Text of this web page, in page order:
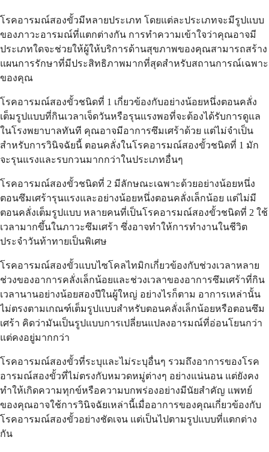
โรคอารมณ์สองขั้วมีหลายประเภท โดยแต่ละประเภทจะมีรูปแบบ
ของภาวะอารมณ์ที่แตกต่างกัน การทำความเข้าใจว่าคุณอาจมี
ประเภทใดจะช่วยให้ผู้ให้บริการด้านสุขภาพของคุณสามารถสร้าง
แผนการรักษาที่มีประสิทธิภาพมากที่สุดสำหรับสถานการณ์เฉพาะ
ของคุณ
โรคอารมณ์สองขั้วชนิดที่ 1 เกี่ยวข้องกับอย่างน้อยหนึ่งตอนคลั่ง
เต็มรูปแบบที่กินเวลาเจ็ดวันหรือรุนแรงพอที่จะต้องได้รับการดูแล
ในโรงพยาบาลทันที คุณอาจมีอาการซึมเศร้าด้วย แต่ไม่จำเป็น
สำหรับการวินิจฉัยนี้ ตอนคลั่งในโรคอารมณ์สองขั้วชนิดที่ 1 มัก
จะรุนแรงและรบกวนมากกว่าในประเภทอื่นๆ
โรคอารมณ์สองขั้วชนิดที่ 2 มีลักษณะเฉพาะด้วยอย่างน้อยหนึ่ง
ตอนซึมเศร้ารุนแรงและอย่างน้อยหนึ่งตอนคลั่งเล็กน้อย แต่ไม่มี
ตอนคลั่งเต็มรูปแบบ หลายคนที่เป็นโรคอารมณ์สองขั้วชนิดที่ 2 ใช้
เวลามากขึ้นในภาวะซึมเศร้า ซึ่งอาจทำให้การทำงานในชีวิต
ประจำวันท้าทายเป็นพิเศษ
โรคอารมณ์สองขั้วแบบไซโคลไทมิกเกี่ยวข้องกับช่วงเวลาหลาย
ช่วงของอาการคลั่งเล็กน้อยและช่วงเวลาของอาการซึมเศร้าที่กิน
เวลานานอย่างน้อยสองปีในผู้ใหญ่ อย่างไรก็ตาม อาการเหล่านั้น
ไม่ตรงตามเกณฑ์เต็มรูปแบบสำหรับตอนคลั่งเล็กน้อยหรือตอนซึม
เศร้า คิดว่ามันเป็นรูปแบบการเปลี่ยนแปลงอารมณ์ที่อ่อนโยนกว่า
แต่คงอยู่มากกว่า
โรคอารมณ์สองขั้วที่ระบุและไม่ระบุอื่นๆ รวมถึงอาการของโรค
อารมณ์สองขั้วที่ไม่ตรงกับหมวดหมู่ต่างๆ อย่างแน่นอน แต่ยังคง
ทำให้เกิดความทุกข์หรือความบกพร่องอย่างมีนัยสำคัญ แพทย์
ของคุณอาจใช้การวินิจฉัยเหล่านี้เมื่ออาการของคุณเกี่ยวข้องกับ
โรคอารมณ์สองขั้วอย่างชัดเจน แต่เป็นไปตามรูปแบบที่แตกต่าง
กัน